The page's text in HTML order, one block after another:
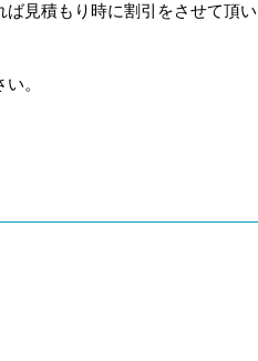
見積もり時に割引をさせて頂い
。